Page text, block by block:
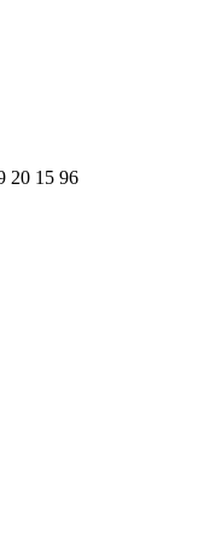
20 15 96